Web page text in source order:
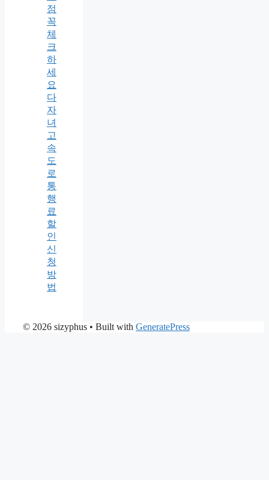
점
꼭
체
크
하
세
요
다
자
녀
고
속
도
로
통
행
료
할
인
신
청
방
법
© 2026 sizyphus • Built with GeneratePress